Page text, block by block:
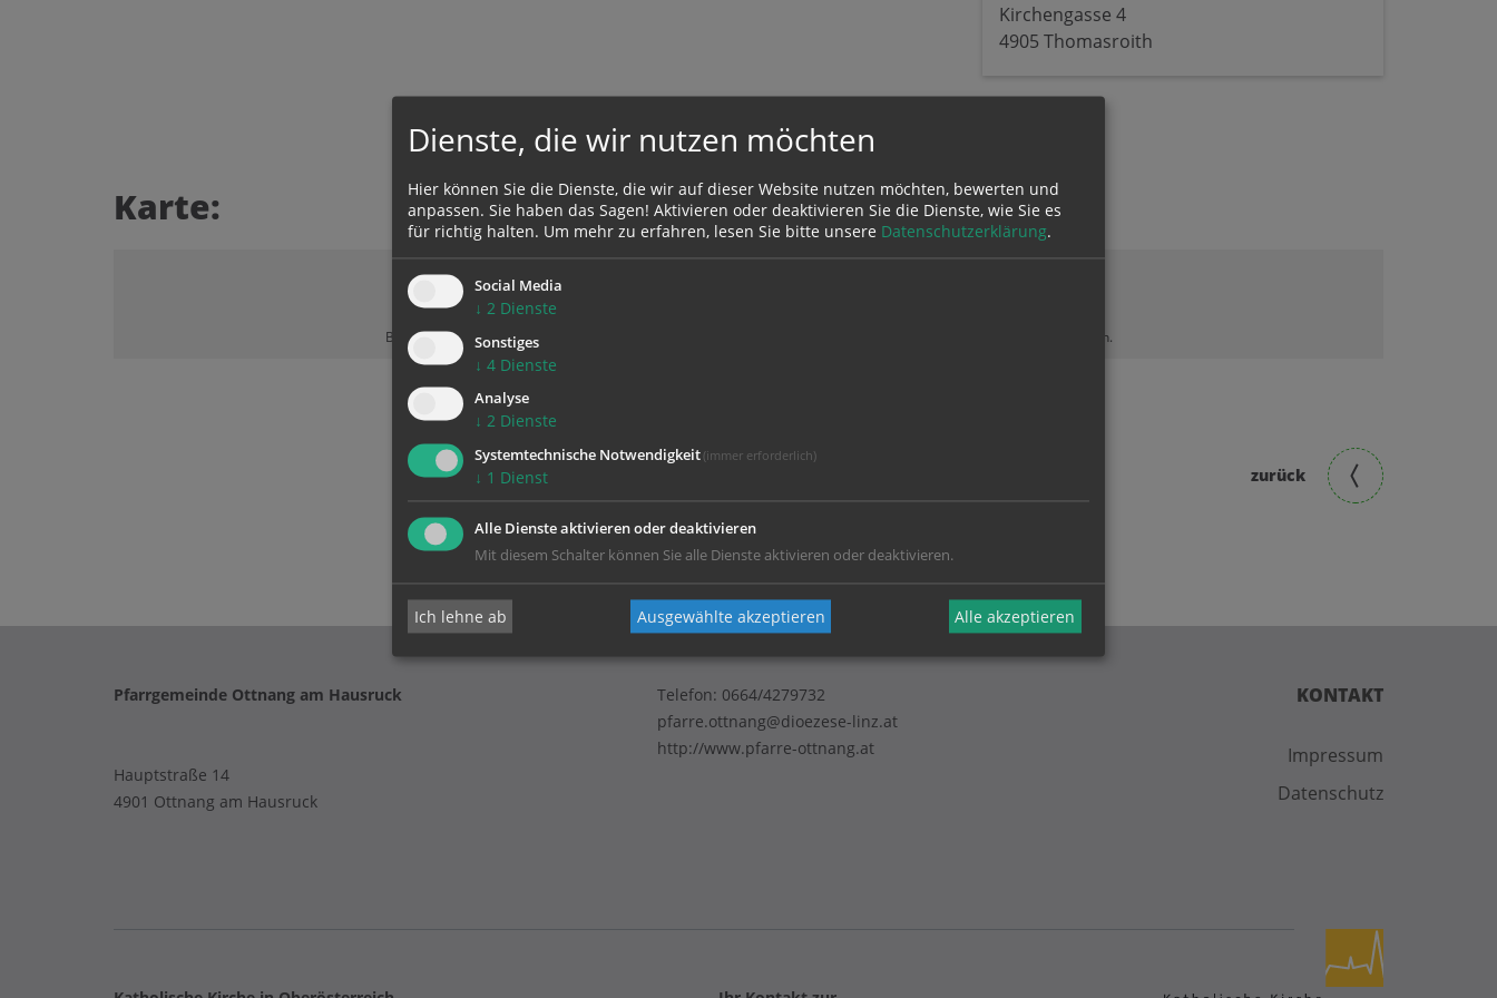
Kirchengasse 4
4905 Thomasroith
Karte:
Bitte akzeptieren Sie
Cookies von Google Maps , um diesen Inhalt sehen zu können.
zurück
KONTAKT
Impressum
Datenschutz
Pfarrgemeinde Ottnang am Hausruck
Hauptstraße 14
4901 Ottnang am Hausruck
Telefon: 0664/4279732
pfarre.ottnang@dioezese-linz.at
http://www.pfarre-ottnang.at
Dienste, die wir nutzen möchten
Hier können Sie die Dienste, die wir auf dieser Website nutzen möchten, bewerten und
anpassen. Sie haben das Sagen! Aktivieren oder deaktivieren Sie die Dienste, wie Sie es
für richtig halten. Um mehr zu erfahren, lesen Sie bitte unsere Datenschutzerklärung.
Social Media
↓ 2 Dienste
Sonstiges
↓ 4 Dienste
Analyse
↓ 2 Dienste
Systemtechnische Notwendigkeit (immer erforderlich)
↓ 1 Dienst
Alle Dienste aktivieren oder deaktivieren
Mit diesem Schalter können Sie alle Dienste aktivieren oder deaktivieren.
Ich lehne ab Ausgewählte akzeptieren Alle akzeptieren